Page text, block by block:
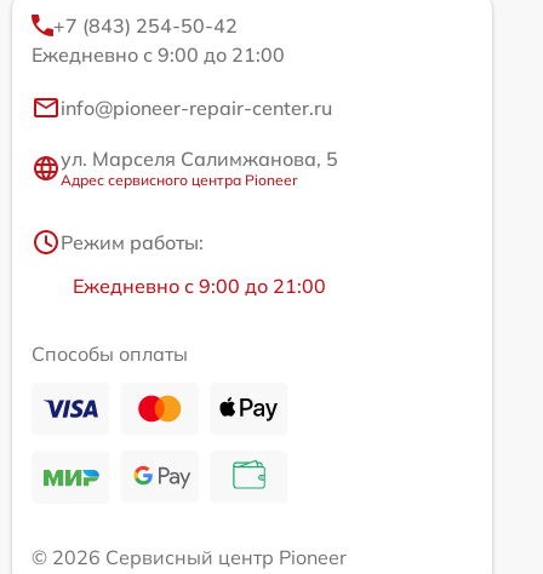
+7 (843) 254-50-42
Ежедневно с 9:00 до 21:00
info@pioneer-repair-center.ru
ул. Марселя Салимжанова, 5
Адрес сервисного центра Pioneer
Режим работы:
Ежедневно с 9:00 до 21:00
Способы оплаты
© 2026 Сервисный центр Pioneer